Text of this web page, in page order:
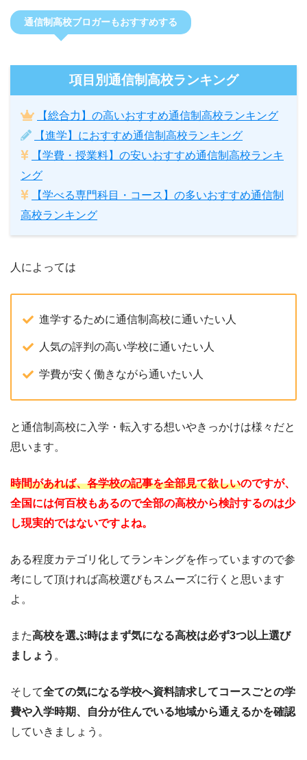
通信制高校ブロガーもおすすめする
項目別通信制高校ランキング
【総合力】の高いおすすめ通信制高校ランキング
【進学】におすすめ通信制高校ランキング
【学費・授業料】の安いおすすめ通信制高校ランキ
ング
【学べる専門科目・コース】の多いおすすめ通信制
高校ランキング
人によっては
進学するために通信制高校に通いたい人
人気の評判の高い学校に通いたい人
学費が安く働きながら通いたい人
と通信制高校に入学・転入する想いやきっかけは様々だと
思います。
時間があれば、各学校の記事を全部見て欲しいのですが、
全国には何百校もあるので全部の高校から検討するのは少
し現実的ではないですよね。
ある程度カテゴリ化してランキングを作っていますので参
考にして頂ければ高校選びもスムーズに行くと思います
よ。
また高校を選ぶ時はまず気になる高校は必ず3つ以上選び
ましょう 。
そして全ての気になる学校へ資料請求してコースごとの学
費や入学時期、自分が住んでいる地域から通えるかを確認
していきましょう。